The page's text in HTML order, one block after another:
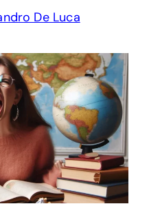
De Luca